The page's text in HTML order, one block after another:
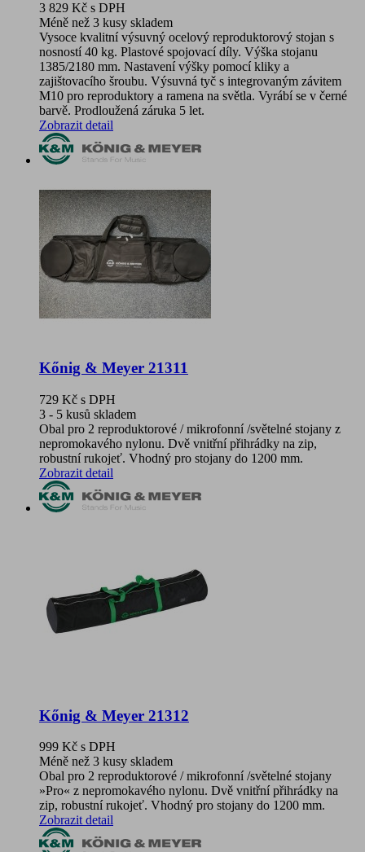
3 829 Kč s DPH
Méně než 3 kusy skladem
Vysoce kvalitní výsuvný ocelový reproduktorový stojan s
nosností 40 kg. Plastové spojovací díly. Výška stojanu
1385/2180 mm. Nastavení výšky pomocí kliky a
zajištovacího šroubu. Výsuvná tyč s integrovaným závitem
M10 pro reproduktory a ramena na světla. Vyrábí se v černé
barvě. Prodloužená záruka 5 let.
Zobrazit detail
Kőnig & Meyer 21311
729 Kč s DPH
3 - 5 kusů skladem
Obal pro 2 reproduktorové / mikrofonní /světelné stojany z
nepromokavého nylonu. Dvě vnitřní přihrádky na zip,
robustní rukojeť. Vhodný pro stojany do 1200 mm.
Zobrazit detail
Kőnig & Meyer 21312
999 Kč s DPH
Méně než 3 kusy skladem
Obal pro 2 reproduktorové / mikrofonní /světelné stojany
»Pro« z nepromokavého nylonu. Dvě vnitřní přihrádky na
zip, robustní rukojeť. Vhodný pro stojany do 1200 mm.
Zobrazit detail